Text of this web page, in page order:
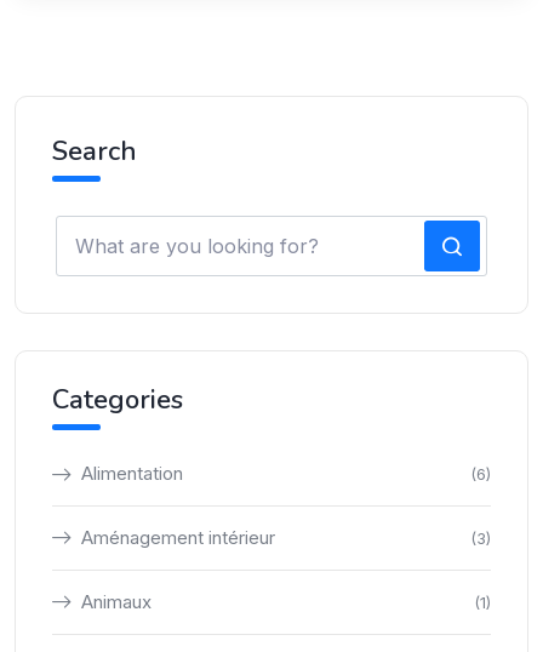
Search
Categories
Alimentation (6)
Aménagement intérieur (3)
Animaux (1)